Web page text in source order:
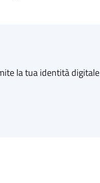
la tua identità digitale